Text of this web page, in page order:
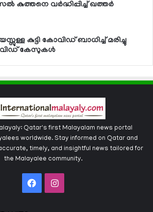
കുത്തനെ വര്‍ദ്ധിപ്പിച്ച് ഖത്തര്‍
കുട്ടി കോവിഡ് ബാധിച്ച് മരിച്ചു
കേസുകള്‍
Qatar's first Malayalam news portal
worldwide. Stay informed on Qatar and
timely, and insightful news tailored for
the Malayalee community.
FacebookInstagram